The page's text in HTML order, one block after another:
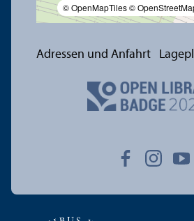
© OpenMapTiles©
Adressen und Anfahrt